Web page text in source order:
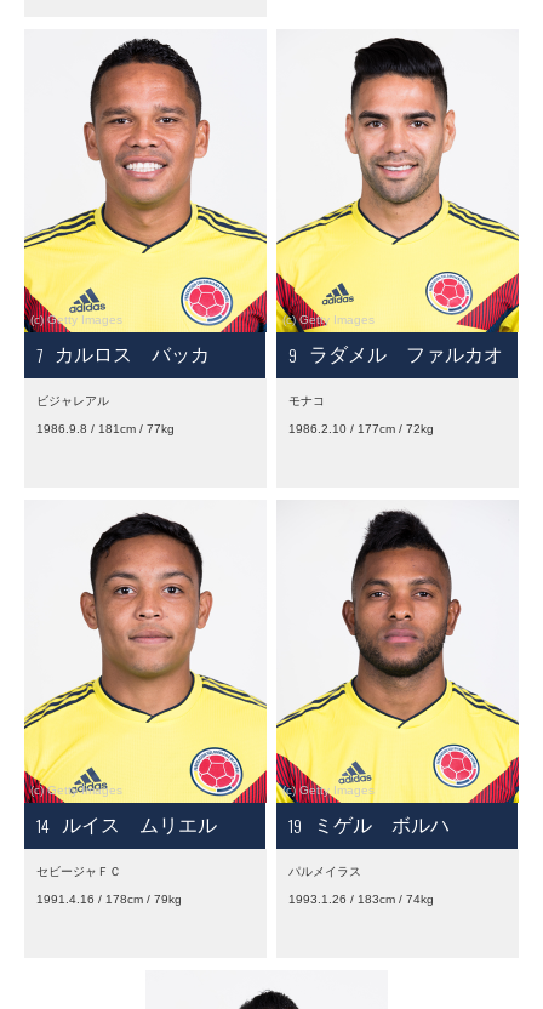
7 カルロス バッカ
ビジャレアル
1986.9.8 / 181cm / 77kg
9 ラダメル ファルカオ
モナコ
1986.2.10 / 177cm / 72kg
14 ルイス ムリエル
セビージャＦＣ
1991.4.16 / 178cm / 79kg
19 ミゲル ボルハ
パルメイラス
1993.1.26 / 183cm / 74kg